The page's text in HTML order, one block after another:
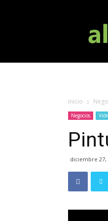
TV
Inicio
Negocios
diciembre 27,